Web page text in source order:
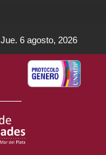
Jue. 6 agosto, 2026